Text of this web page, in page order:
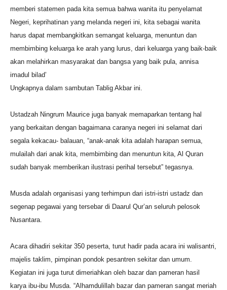
memberi statemen pada kita semua bahwa wanita itu penyelamat
Negeri, keprihatinan yang melanda negeri ini, kita sebagai wanita
harus dapat membangkitkan semangat keluarga, menuntun dan
membimbing keluarga ke arah yang lurus, dari keluarga yang baik-baik
akan melahirkan masyarakat dan bangsa yang baik pula, annisa
imadul bilad’
Ungkapnya dalam sambutan Tablig Akbar ini.
Ustadzah Ningrum Maurice juga banyak memaparkan tentang hal
yang berkaitan dengan bagaimana caranya negeri ini selamat dari
segala kekacau- balauan, “anak-anak kita adalah harapan semua,
mulailah dari anak kita, membimbing dan menuntun kita, Al Quran
sudah banyak memberikan ilustrasi perihal tersebut” tegasnya.
Musda adalah organisasi yang terhimpun dari istri-istri ustadz dan
segenap pegawai yang tersebar di Daarul Qur’an seluruh pelosok
Nusantara.
Acara dihadiri sekitar 350 peserta, turut hadir pada acara ini walisantri,
majelis taklim, pimpinan pondok pesantren sekitar dan umum.
Kegiatan ini juga turut dimeriahkan oleh bazar dan pameran hasil
karya ibu-ibu Musda. “Alhamdulillah bazar dan pameran sangat meriah